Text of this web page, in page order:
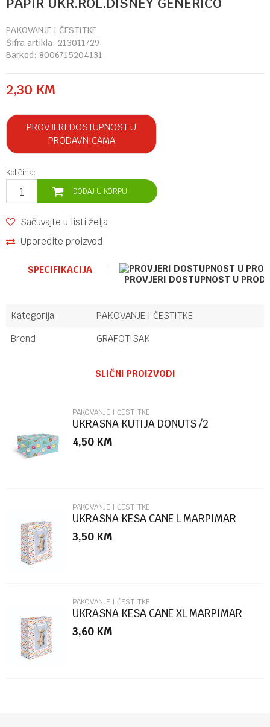
PAKOVANJE I ČESTITKE
Šifra artikla: 213011729
Barkod: 8006715204131
2,30 KM
PROVJERI DOSTUPNOST U
PRODAVNICAMA
Količina:
DODAJ U KORPU
Sačuvajte u listi želja
Uporedite proizvod
SPECIFIKACIJA
PROVJERI DOSTUPNOST U
Kategorija
PAKOVANJE I ČESTITKE
Brend
GRAFOTISAK
Poruka
POŠALJI
SLIČNI PROIZVODI
PAKOVANJE I ČESTITKE
UKRASNA KUTIJA DONUTS /2
MARPIMAR
4,50 KM
PAKOVANJE I ČESTITKE
UKRASNA KESA CANE L MARPIMAR
3,50 KM
PAKOVANJE I ČESTITKE
UKRASNA KESA CANE XL MARPIMAR
3,60 KM